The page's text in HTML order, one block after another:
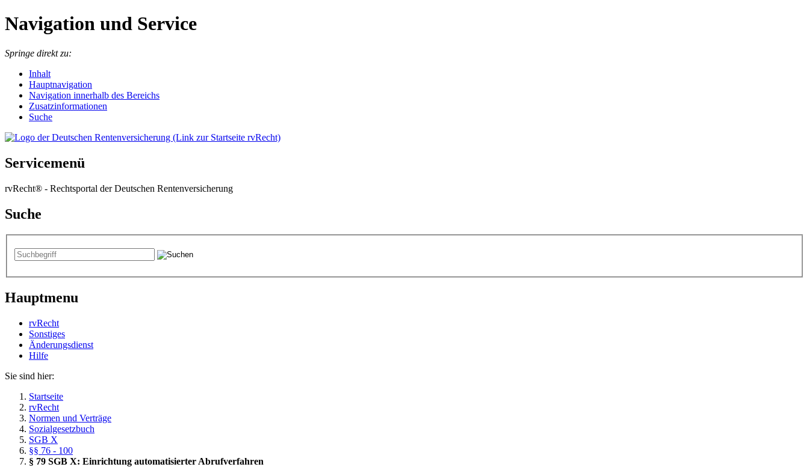
Navigation und Service
Springe direkt zu:
Inhalt
Hauptnavigation
Navigation innerhalb des Bereichs
Zusatzinformationen
Suche
Servicemenü
rvRecht® - Rechtsportal der Deutschen Rentenversicherung
Suche
Hauptmenu
rvRecht
Sonstiges
Änderungsdienst
Hil­fe
Sie sind hier:
Startseite
rvRecht
Normen und Verträge
Sozialgesetzbuch
SGB X
§§ 76 - 100
§ 79 SGB X: Einrichtung automatisierter Abrufverfahren